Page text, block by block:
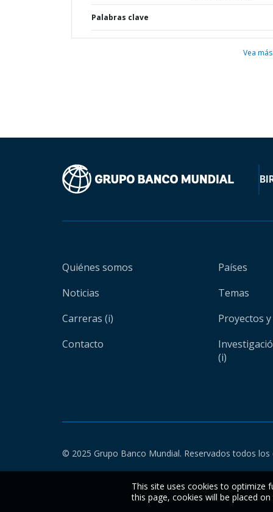
Palabras clave
Vea más
Quiénes somos
Noticias
Carreras (i)
Contacto
Países
Temas
Proyectos
(i)
© 2025 Grupo Banco Mundial. Reservados todos los
This site uses cookies to optimize
this page, cookies will be placed